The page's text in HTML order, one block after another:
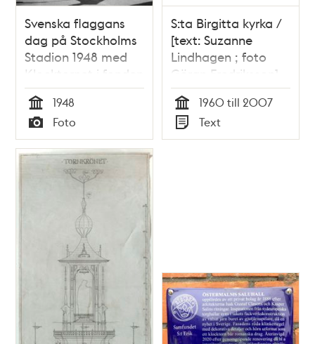
Svenska flaggans
dag på Stockholms
Stadion 1948 med
Klocktornet i fonden
Tid
1948
Typ
Foto
S:ta Birgitta kyrka /
[text: Suzanne
Lindhagen ; foto
Göran Fredriksson]
Tid
1960 till 2007
Typ
Text